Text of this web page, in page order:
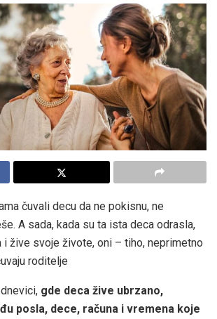
čuvali decu da ne pokisnu, ne
A sada, kada su ta ista deca odrasla,
i žive svoje živote, oni – tiho, neprimetno
roditelje
gde deca žive ubrzano,
posla, dece, računa i vremena koje